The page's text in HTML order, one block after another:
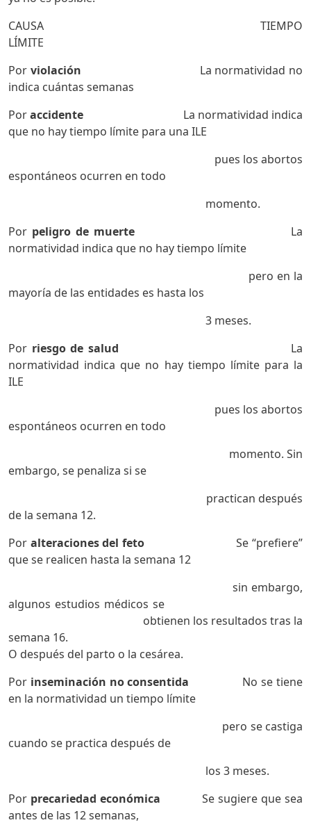
CAUSA TIEMPO
LÍMITE
Por violación La normatividad no
indica cuántas semanas
Poraccidente La normatividad indica
que no hay tiempo límite para una ILE
pues los abortos
espontáneos ocurren en todo
momento.
Por peligro de muerteLa
normatividad indica que no hay tiempo límite
pero en la
mayoría de las entidades es hasta los
3 meses.
Por riesgo de salud La
normatividad indica que no hay tiempo límite para la
ILE
pues los abortos
espontáneos ocurren en todo
momento. Sin
embargo, se penaliza si se
practican después
de la semana 12.
Por alteraciones del fetoSe “prefiere”
que se realicen hasta la semana 12
sin embargo,
algunos estudios médicos se
obtienen los resultados tras la
semana 16.
O después del parto o la cesárea.
Por inseminación no consentida No se tiene
en la normatividad un tiempo límite
pero se castiga
cuando se practica después de
los 3 meses.
Por precariedad económica Se sugiere que sea
antes de las 12 semanas,